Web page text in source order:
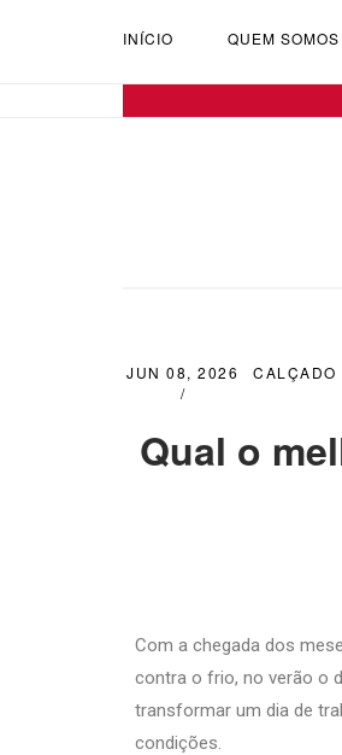
INÍCIO QUEM SOMOS
JUN 08, 2026 CALÇADO
Qual o
Com a chegada dos
contra o frio, no verão o
transformar um dia de
condições.